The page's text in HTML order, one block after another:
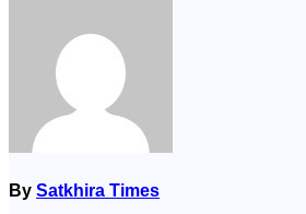
By Satkhira Times